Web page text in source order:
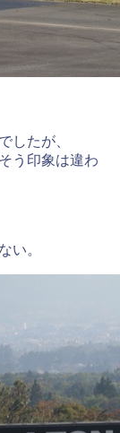
したが、
う印象は違わ
い。